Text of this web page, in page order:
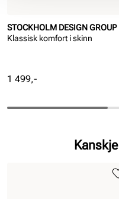
STOCKHOLM DESIGN GROUP
Klassisk komfort i skinn
Pris
1 499,-